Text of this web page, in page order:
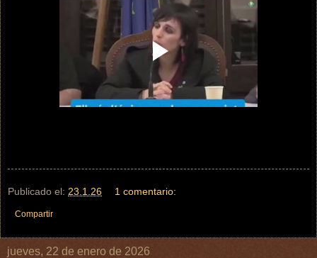
Publicado el: 23.1.26 1 comentario:
Compartir
jueves, 22 de enero de 2026